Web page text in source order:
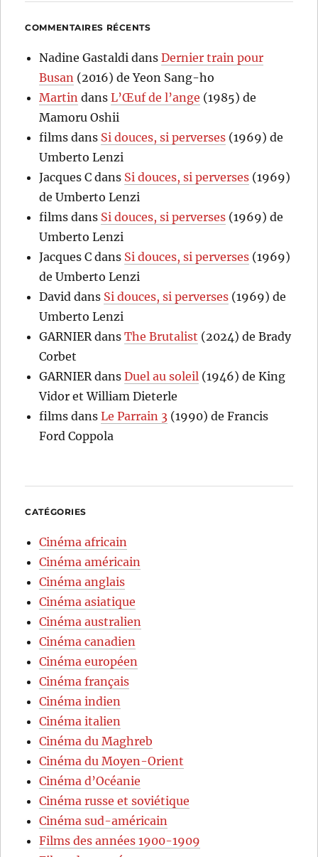
COMMENTAIRES RÉCENTS
Nadine Gastaldi dansDernier train pour
Busan (2016) de Yeon Sang-ho
Martin dansL’Œuf de l’ange (1985) de
Mamoru Oshii
films dans Si douces, si perverses (1969) de
Umberto Lenzi
Jacques C dans Si douces, si perverses (1969)
de Umberto Lenzi
films dans Si douces, si perverses (1969) de
Umberto Lenzi
Jacques C dans Si douces, si perverses (1969)
de Umberto Lenzi
David dans Si douces, si perverses (1969) de
Umberto Lenzi
GARNIERdansThe Brutalist (2024) de Brady
Corbet
GARNIERdansDuel au soleil (1946) de King
Vidor et William Dieterle
films dansLe Parrain 3 (1990) de Francis
Ford Coppola
CATÉGORIES
Cinéma africain
Cinéma américain
Cinéma anglais
Cinéma asiatique
Cinéma australien
Cinéma canadien
Cinéma européen
Cinéma français
Cinéma indien
Cinéma italien
Cinéma du Maghreb
Cinéma du Moyen-Orient
Cinéma d’Océanie
Cinéma russe et soviétique
Cinéma sud-américain
Films des années 1900-1909